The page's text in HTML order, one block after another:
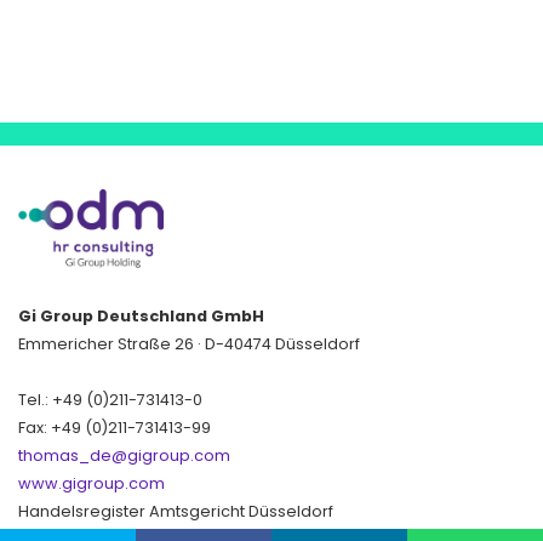
Gi Group Deutschland GmbH
Emmericher Straße 26 · D-40474 Düsseldorf
Tel.: +49 (0)211-731413-0
Fax: +49 (0)211-731413-99
thomas_de@gigroup.com
www.gigroup.com
Handelsregister Amtsgericht Düsseldorf